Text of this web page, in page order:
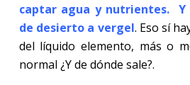
captar agua y nutrientes. Y
de desierto a vergel. Eso sí
del líquido elemento, más o
normal ¿Y de dónde sale?.